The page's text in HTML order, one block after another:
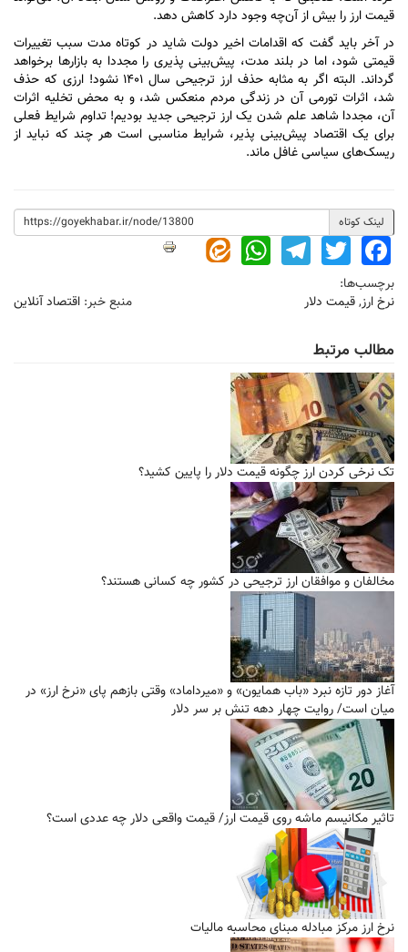
قیمت ارز را بیش از آن‌چه وجود دارد کاهش دهد.
در آخر باید گفت که اقدامات اخیر دولت شاید در کوتاه مدت سبب تغییرات
قیمتی شود، اما در بلند مدت، پیش‌بینی پذیری را مجددا به بازار‌ها برخواهد
گرداند. البته اگر به مثابه حذف ارز ترجیحی سال ۱۴۰۱ نشود! ارزی که حذف
شد، اثرات تورمی آن در زندگی مردم منعکس شد، و به محض تخلیه اثرات
آن، مجددا شاهد علم شدن یک ارز ترجیحی جدید بودیم! تداوم شرایط فعلی
برای یک اقتصاد پیش‌بینی پذیر، شرایط مناسبی است هر چند که نباید از
ریسک‌های سیاسی غافل ماند.
لینک کوتاه
Facebook
Twitter
Telegram
WhatsApp
برچسب‌ها:
نرخ ارز,قیمت دلار منبع خبر: اقتصاد آنلاین
مطالب مرتبط
تک نرخی کردن ارز چگونه قیمت دلار را پایین کشید؟
مخالفان و موافقان ارز ترجیحی در کشور چه کسانی هستند؟
آغاز دور تازه نبرد «باب همایون» و «میرداماد» وقتی بازهم پای «نرخ ارز» در
میان است/ روایت چهار دهه تنش بر سر دلار
تاثیر مکانیسم ماشه روی قیمت ارز/ قیمت واقعی دلار چه عددی است؟
نرخ ارز مرکز مبادله مبنای محاسبه مالیات